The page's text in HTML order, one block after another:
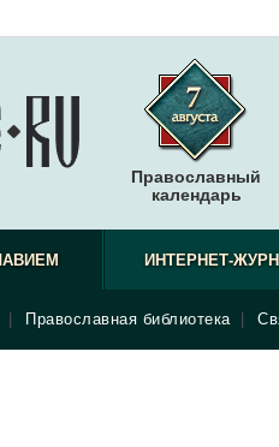
Православный
календарь
Православная библиотека
ИНТЕРНЕТ-